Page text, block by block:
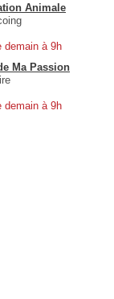
Animale
demain à 9h
Ma Passion
demain à 9h